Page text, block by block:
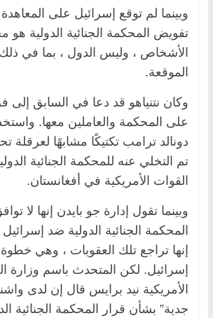
وبينما لم توقع إسرائيل على المعاهدة
تفويض المحكمة الجنائية الدولية هو
الأشخاص ، وليس الدول ، بما في
الموقعة.
وكان نتنياهو قد دعا في السابق
على المحكمة والعاملين معها.
دونالد ترامب تكتيكًا مشابهًا لعرقلة
تم التخلي عنه للمحكمة الجنائية
القوات الأمريكية في أفغانستان.
وبينما تقول إدارة جو بايدن إنها لا
المحكمة الجنائية الدولية ضد إسرائيل
إنها تراجع تلك العقوبات ، وهي
إسرائيل. لكن المتحدث باسم وزارة
الأمريكية نيد برايس قال إن لدى
جدية” بشأن قرار المحكمة الجنائية